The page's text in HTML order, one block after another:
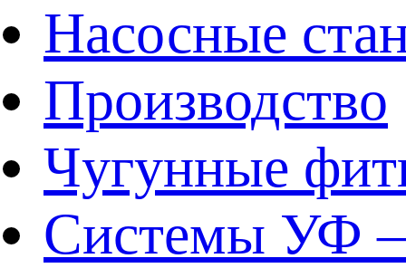
Насосные
Производство
Чугунные
Системы УФ –